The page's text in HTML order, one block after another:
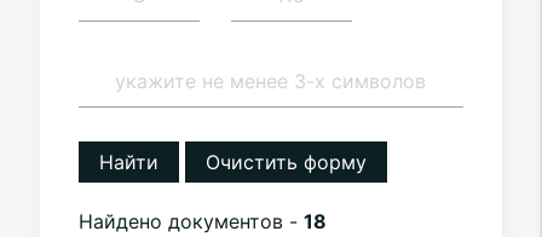
Найти Очистить форму
Найдено документов - 18